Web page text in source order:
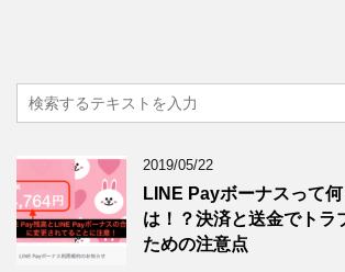
2019/05/22
LINE Payボーナスって
は！？決済と送金でトラ
ための注意点